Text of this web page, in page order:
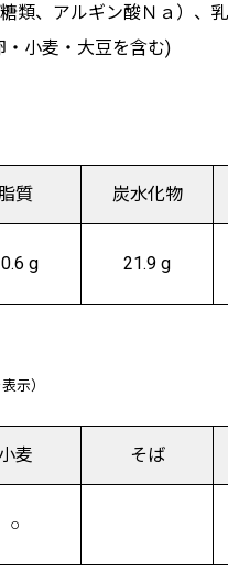
類、アルギン酸Ｎａ）
・小麦・大豆を含む)
脂質 炭水化物
g 21.9 g
示）
小麦 そば
○